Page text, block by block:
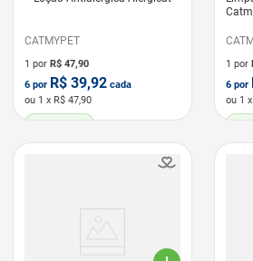
CATMYPET
1 por R$ 47,90
6 por R$ 39,92 cada
ou 1 x R$ 47,90
1 por
6 por
ou 1